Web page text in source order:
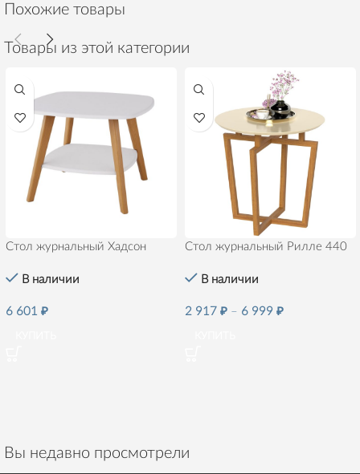
Похожие товары
Товары из этой категории
Стол журнальный Хадсон
В наличии
6 601 ₽
Стол журнальный Рилле 440
В наличии
2 917 ₽ – 6 999 ₽
Вы недавно просмотрели